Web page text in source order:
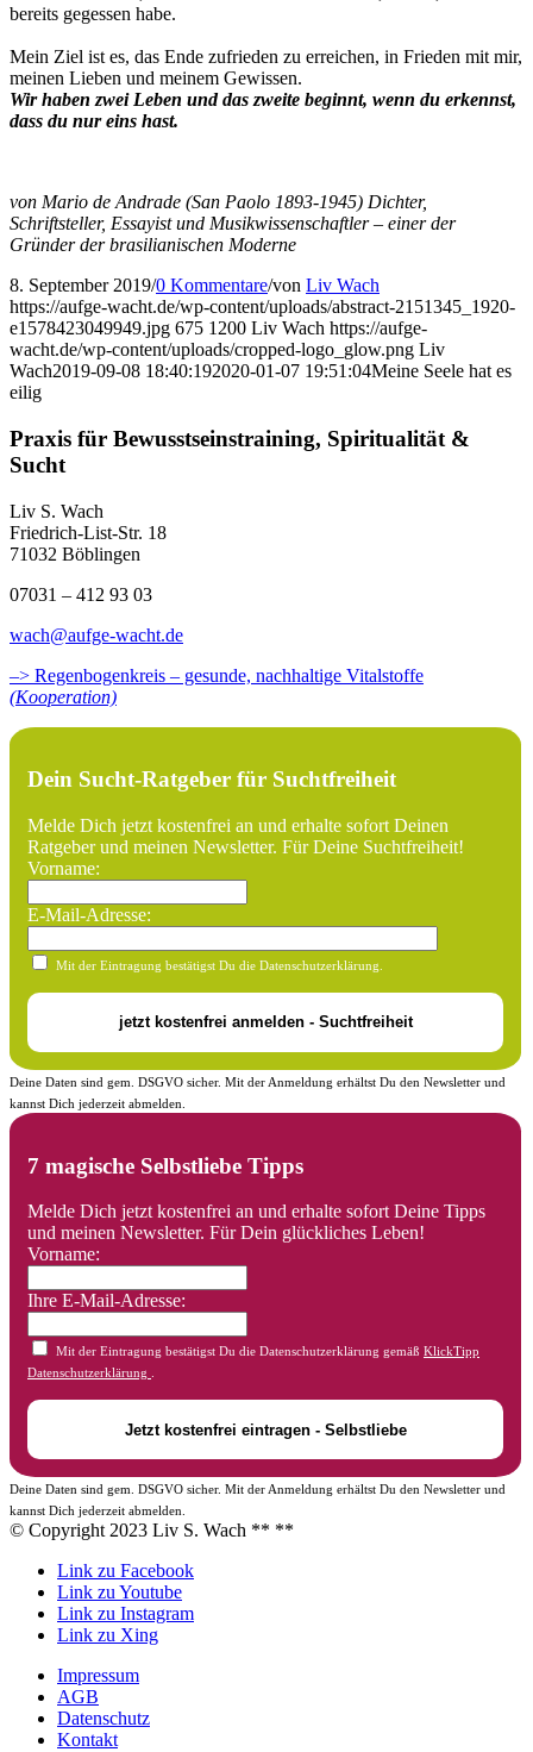
bereits gegessen habe.
Mein Ziel ist es, das Ende zufrieden zu erreichen, in Frieden mit mir,
meinen Lieben und meinem Gewissen.
Wir haben zwei Leben und das zweite beginnt, wenn du erkennst,
dass du nur eins hast.
von Mario de Andrade (San Paolo 1893-1945) Dichter,
Schriftsteller, Essayist und Musikwissenschaftler – einer der
Gründer der brasilianischen Moderne
8. September 2019/0 Kommentare/von Liv Wach
https://aufge-wacht.de/wp-content/uploads/abstract-2151345_1920-
e1578423049949.jpg 675 1200 Liv Wach https://aufge-
wacht.de/wp-content/uploads/cropped-logo_glow.png Liv
Wach2019-09-08 18:40:192020-01-07 19:51:04Meine Seele hat es
eilig
Praxis für Bewusstseinstraining, Spiritualität &
Sucht
Liv S. Wach
Friedrich-List-Str. 18
71032 Böblingen
07031 – 412 93 03
wach@aufge-wacht.de
–> Regenbogenkreis – gesunde, nachhaltige Vitalstoffe
(Kooperation)
Dein Sucht-Ratgeber für Suchtfreiheit
Melde Dich jetzt kostenfrei an und erhalte sofort Deinen
Ratgeber und meinen Newsletter. Für Deine Suchtfreiheit!
Vorname:
E-Mail-Adresse:
Mit der Eintragung bestätigst Du die Datenschutzerklärung.
Deine Daten sind gem. DSGVO sicher. Mit der Anmeldung erhältst Du den Newsletter und
kannst Dich jederzeit abmelden.
7 magische Selbstliebe Tipps
Melde Dich jetzt kostenfrei an und erhalte sofort Deine Tipps
und meinen Newsletter. Für Dein glückliches Leben!
Vorname:
Ihre E-Mail-Adresse:
Mit der Eintragung bestätigst Du die Datenschutzerklärung gemäß KlickTipp
Datenschutzerklärung
Deine Daten sind gem. DSGVO sicher. Mit der Anmeldung erhältst Du den Newsletter und
kannst Dich jederzeit abmelden.
© Copyright 2023 Liv S. Wach ** **
Link zu Facebook
Link zu Youtube
Link zu Instagram
Link zu Xing
Impressum
AGB
Datenschutz
Kontakt